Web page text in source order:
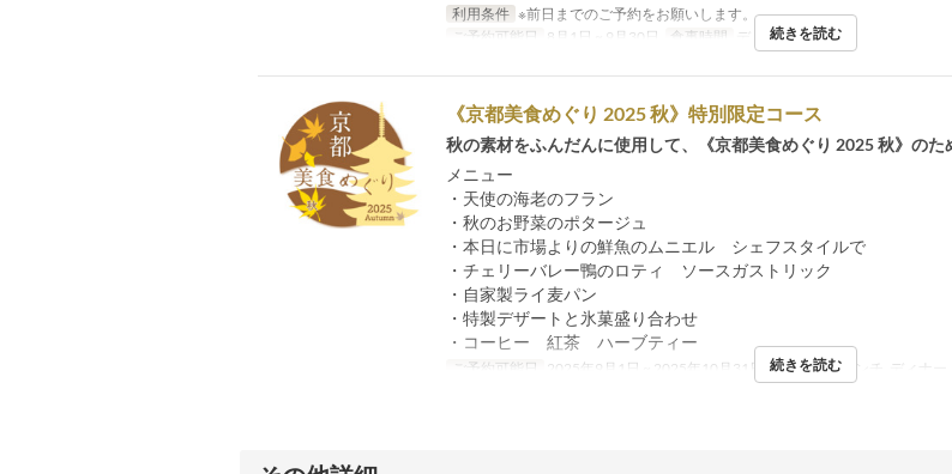
利用条件 ※前日までのご予約をお願いします。
ご予約可能日
8月1日 ~ 9月30日 食事時間 ディナー続きを読む
《京都美食めぐり 2025 秋》特別限定コース
秋の素材をふんだんに使用して、《京都美食めぐり 2025 秋》のた
メニュー
・天使の海老のフラン
・秋のお野菜のポタージュ
・本日に市場よりの鮮魚のムニエル シェフスタイルで
・チェリーバレー鴨のロティ ソースガストリック
・自家製ライ麦パン
・特製デザートと氷菓盛り合わせ
・コーヒー 紅茶 ハーブティー
ご予約可能日 2025年9月1日 ~ 2025年10月31日 食事時間 ランチ, ディナー
続きを読む